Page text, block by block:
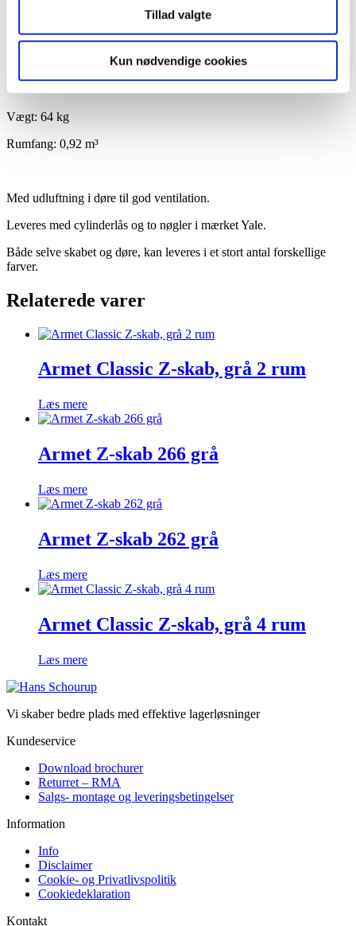
Tillad valgte
Kun nødvendige cookies
Skab: Grå RAL7035
Dørlåger: Grå RAL7035
Vægt: 64 kg
Rumfang: 0,92 m³
Med udluftning i døre til god ventilation.
Leveres med cylinderlås og to nøgler i mærket Yale.
Både selve skabet og døre, kan leveres i et stort antal forskellige
farver.
Relaterede varer
Armet Classic Z-skab, grå 2 rum
Læs mere
Armet Z-skab 266 grå
Læs mere
Armet Z-skab 262 grå
Læs mere
Armet Classic Z-skab, grå 4 rum
Læs mere
Vi skaber bedre plads med effektive lagerløsninger
Kundeservice
Download brochurer
Returret – RMA
Salgs- montage og leveringsbetingelser
Information
Info
Disclaimer
Cookie- og Privatlivspolitik
Cookiedeklaration
Kontakt